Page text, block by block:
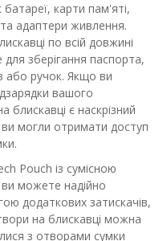
батареї, карти пам'яті,
адаптери живлення.
по всій довжині
зберігання паспорта,
або ручок. Якщо ви
вашого
блискавці є наскрізний
могли отримати доступ
Pouch із сумісною
можете надійно
додаткових затискачів,
на блискавці можна
з отворами сумки